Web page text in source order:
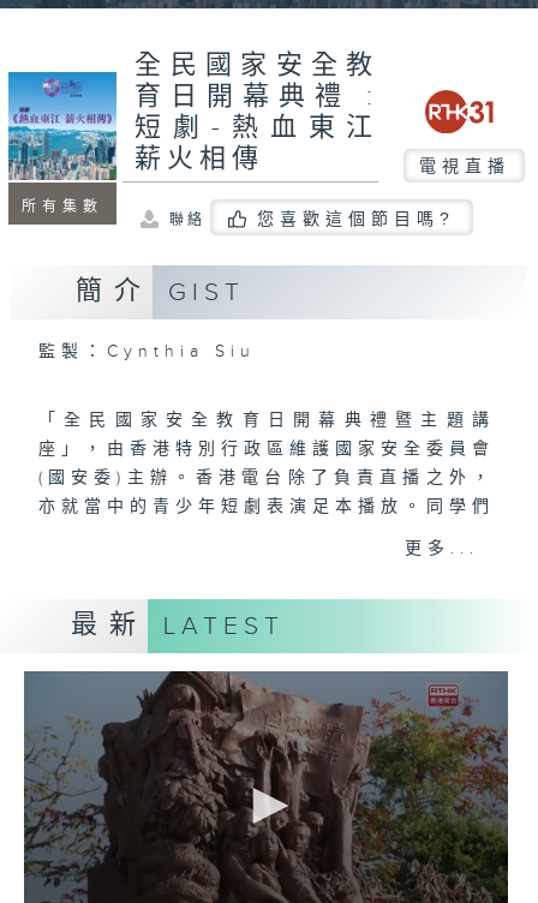
所有集數
全民國家安全教
育日開幕典禮 :
短劇-熱血東江
薪火相傳
電視直播
聯絡 您喜歡這個節目嗎?
簡介 GIST
監製：Cynthia Siu
「全民國家安全教育日開幕典禮暨主題講
座」，由香港特別行政區維護國家安全委員會
(國安委)主辦。香港電台除了負責直播之外，
亦就當中的青少年短劇表演足本播放。同學們
在短劇演出中，呈現中國共產黨領導的東江縱
安全意識，並以深入淺出的方式讓市民明白國
家安全的重要性、全面性，以及國家安全與全
港每一位市民的密切關係。
更多...
最新 LATEST